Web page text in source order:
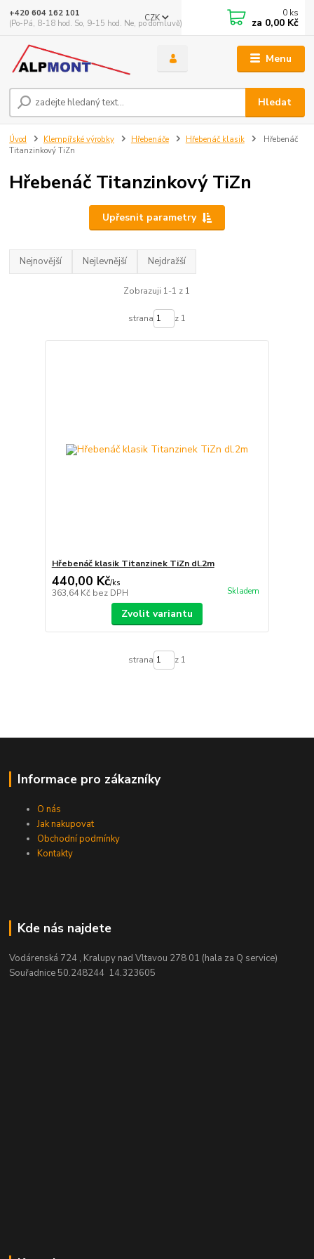
Menu
CZK
Hledat
+420 604 162 101
(Po-Pá, 8-18 hod. So, 9-15 hod. Ne, po domluvě)
0 ks
za 0,00 Kč
Úvod Klempířské výrobky Hřebenáče Hřebenáč klasik
Hřebenáč
Titanzinkový TiZn
Hřebenáč Titanzinkový TiZn
Upřesnit parametry
Nejnovější Nejlevnější Nejdražší
Zobrazuji 1-1 z 1
strana z 1
Hřebenáč klasik Titanzinek TiZn dl.2m
440,00 Kč/ks
363,64 Kč bez DPH Skladem
Zvolit variantu
strana z 1
Informace pro zákazníky
O nás
Jak nakupovat
Obchodní podmínky
Kontakty
Kde nás najdete
Vodárenská 724 , Kralupy nad Vltavou 278 01 (hala za Q service)
Souřadnice 50.248244 14.323605